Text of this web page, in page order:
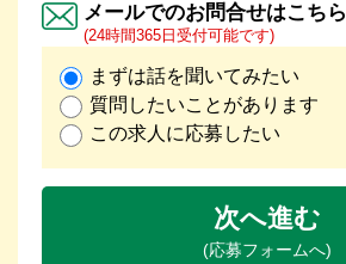
メールでのお問合せはこちら
(24時間365日受付可能です)
まずは話を聞いてみたい
質問したいことがあります
この求人に応募したい
次へ進む
(応募フォームへ)